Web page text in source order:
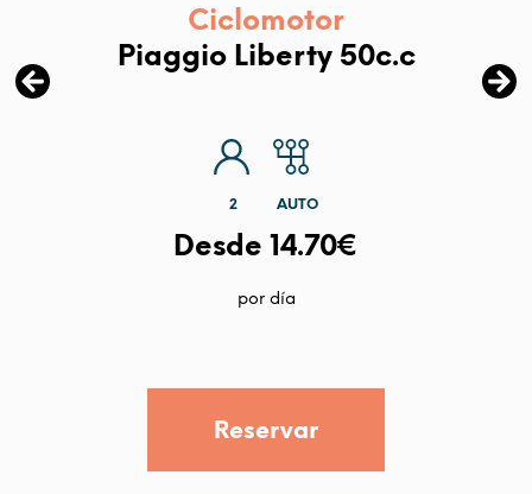
Ciclomotor
Piaggio Liberty 50c.c
2 AUTO
Desde 14.70€
por día
Reservar